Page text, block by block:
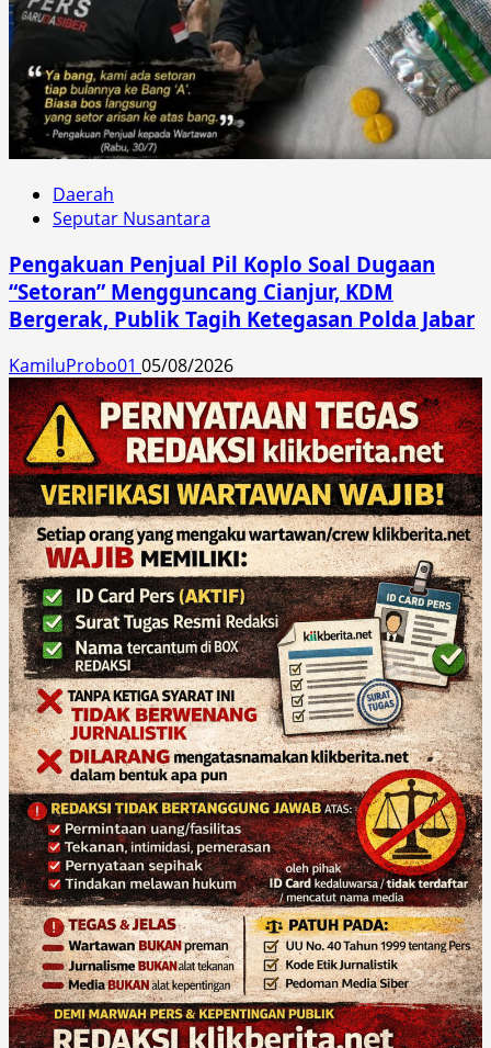
Daerah
Seputar Nusantara
Pengakuan Penjual Pil Koplo Soal Dugaan
“Setoran” Mengguncang Cianjur, KDM
Bergerak, Publik Tagih Ketegasan Polda Jabar
KamiluProbo01 05/08/2026